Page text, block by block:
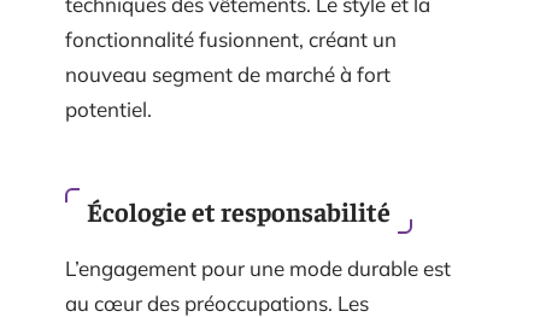
fonctionnalité fusionnent, créant un
nouveau segment de marché à fort
potentiel.
Écologie et responsabilité
L’engagement pour une mode durable est
au cœur des préoccupations. Les